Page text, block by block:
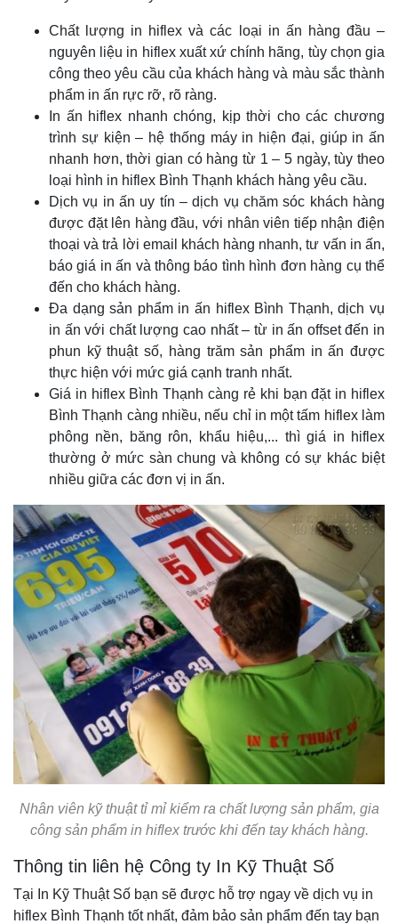
Chất lượng in hiflex và các loại in ấn hàng đầu –
nguyên liệu in hiflex xuất xứ chính hãng, tùy chọn gia
công theo yêu cầu của khách hàng và màu sắc thành
phẩm in ấn rực rỡ, rõ ràng.
In ấn hiflex nhanh chóng, kịp thời cho các chương
trình sự kiện – hệ thống máy in hiện đại, giúp in ấn
nhanh hơn, thời gian có hàng từ 1 – 5 ngày, tùy theo
loại hình in hiflex Bình Thạnh khách hàng yêu cầu.
Dịch vụ in ấn uy tín – dịch vụ chăm sóc khách hàng
được đặt lên hàng đầu, với nhân viên tiếp nhận điện
thoại và trả lời email khách hàng nhanh, tư vấn in ấn,
báo giá in ấn và thông báo tình hình đơn hàng cụ thể
đến cho khách hàng.
Đa dạng sản phẩm in ấn hiflex Bình Thạnh, dịch vụ
in ấn với chất lượng cao nhất – từ in ấn offset đến in
phun kỹ thuật số, hàng trăm sản phẩm in ấn được
thực hiện với mức giá cạnh tranh nhất.
Giá in hiflex Bình Thạnh càng rẻ khi bạn đặt in hiflex
Bình Thạnh càng nhiều, nếu chỉ in một tấm hiflex làm
phông nền, băng rôn, khẩu hiệu,... thì giá in hiflex
thường ở mức sàn chung và không có sự khác biệt
nhiều giữa các đơn vị in ấn.
Nhân viên kỹ thuật tỉ mỉ kiểm ra chất lượng sản phẩm, gia
công sản phẩm in hiflex trước khi đến tay khách hàng.
Thông tin liên hệ Công ty In Kỹ Thuật Số
Tại In Kỹ Thuật Số bạn sẽ được hỗ trợ ngay về dịch vụ in
hiflex Bình Thạnh tốt nhất, đảm bảo sản phẩm đến tay bạn